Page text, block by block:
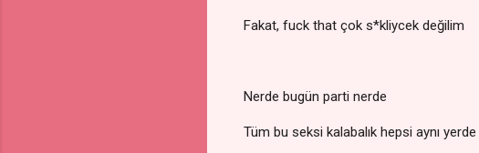
Fakat, fuck that çok s*kliycek değilim
Nerde bugün parti nerde
Tüm bu seksi kalabalık hepsi aynı yerde